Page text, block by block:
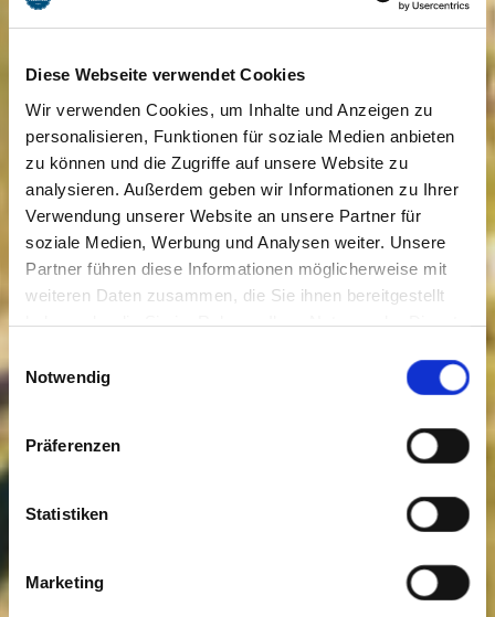
Diese Webseite verwendet Cookies
Wir verwenden Cookies, um Inhalte und Anzeigen zu
personalisieren, Funktionen für soziale Medien anbieten
zu können und die Zugriffe auf unsere Website zu
analysieren. Außerdem geben wir Informationen zu Ihrer
Verwendung unserer Website an unsere Partner für
soziale Medien, Werbung und Analysen weiter. Unsere
Partner führen diese Informationen möglicherweise mit
weiteren Daten zusammen, die Sie ihnen bereitgestellt
haben oder die Sie im Rahmen Ihrer Nutzung der Dienste
Cookies, wenn Sie unsere Webseite weiterhin nutzen.
Notwendig
Präferenzen
Statistiken
Marketing